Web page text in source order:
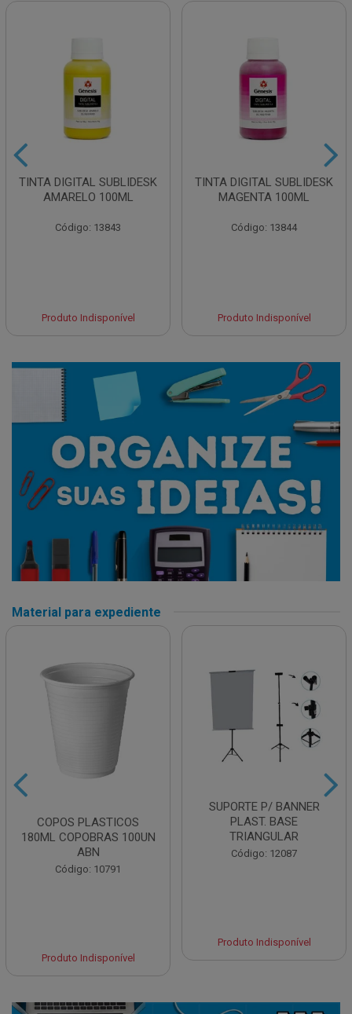
TINTA DIGITAL SUBLIDESK
AMARELO 100ML
Código: 13843
Produto Indisponível
TINTA DIGITAL SUBLIDESK
MAGENTA 100ML
Código: 13844
Produto Indisponível
Material para expediente
COPOS PLASTICOS
180ML COPOBRAS 100UN
ABN
Código: 10791
Produto Indisponível
SUPORTE P/ BANNER
PLAST. BASE
TRIANGULAR
Código: 12087
Produto Indisponível